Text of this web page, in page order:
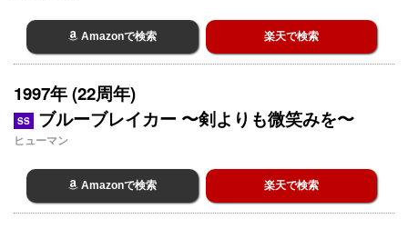
Amazonで検索 楽天で検索
1997年 (22周年)
SS ブルーブレイカー 〜剣よりも微笑みを〜
ヒューマン
Amazonで検索 楽天で検索